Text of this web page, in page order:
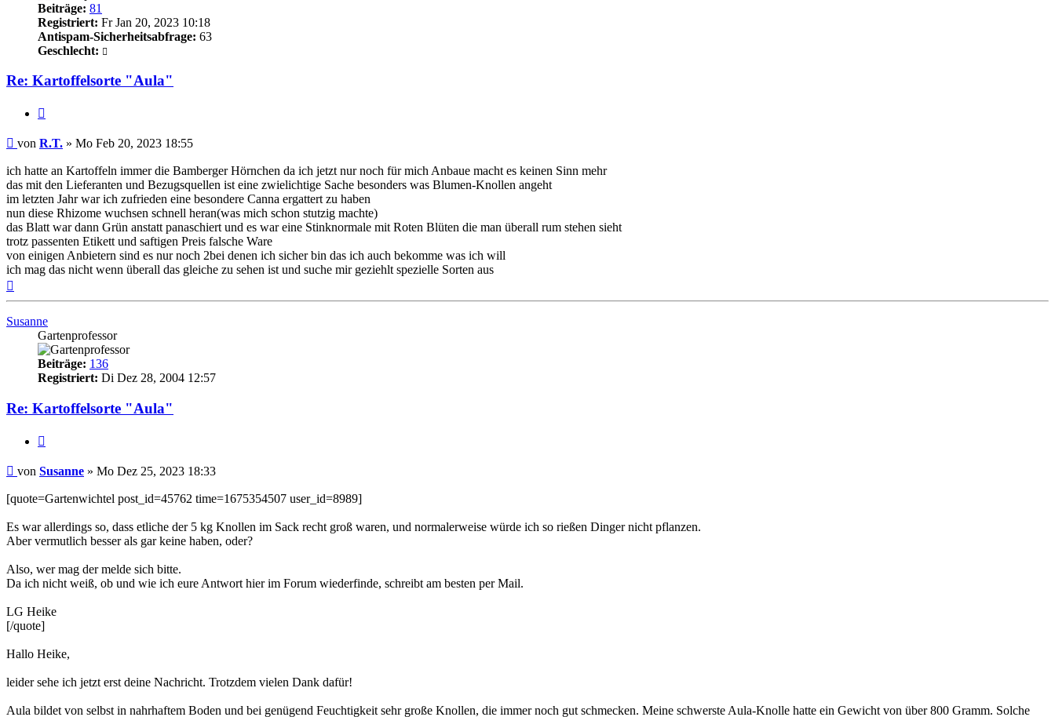
Beiträge: 81
Registriert: Fr Jan 20, 2023 10:18
Antispam-Sicherheitsabfrage: 63
Geschlecht:
Re: Kartoffelsorte "Aula"
Beitrag
von R.T. » Mo Feb 20, 2023 18:55
ich hatte an Kartoffeln immer die Bamberger Hörnchen da ich jetzt nur noch für mich Anbaue macht es keinen Sinn mehr
das mit den Lieferanten und Bezugsquellen ist eine zwielichtige Sache besonders was Blumen-Knollen angeht
im letzten Jahr war ich zufrieden eine besondere Canna ergattert zu haben
nun diese Rhizome wuchsen schnell heran(was mich schon stutzig machte)
das Blatt war dann Grün anstatt panaschiert und es war eine Stinknormale mit Roten Blüten die man überall rum stehen sieht
trotz passenten Etikett und saftigen Preis falsche Ware
von einigen Anbietern sind es nur noch 2bei denen ich sicher bin das ich auch bekomme was ich will
ich mag das nicht wenn überall das gleiche zu sehen ist und suche mir geziehlt spezielle Sorten aus
Susanne
Gartenprofessor
Beiträge: 136
Registriert: Di Dez 28, 2004 12:57
Re: Kartoffelsorte "Aula"
Beitrag
von Susanne » Mo Dez 25, 2023 18:33
[quote=Gartenwichtel post_id=45762 time=1675354507 user_id=8989]
Es war allerdings so, dass etliche der 5 kg Knollen im Sack recht groß waren, und normalerweise würde ich so rießen Dinger nicht pflanzen.
Aber vermutlich besser als gar keine haben, oder?
Also, wer mag der melde sich bitte.
Da ich nicht weiß, ob und wie ich eure Antwort hier im Forum wiederfinde, schreibt am besten per Mail.
LG Heike
[/quote]
Hallo Heike,
leider sehe ich jetzt erst deine Nachricht. Trotzdem vielen Dank dafür!
Aula bildet von selbst in nahrhaftem Boden und bei genügend Feuchtigkeit sehr große Knollen, die immer noch gut schmecken. Meine schwerste Aula-Knolle hatte ein Gewicht von über 800 Gramm. Solche